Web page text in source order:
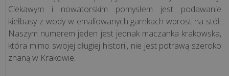
>>
CASE
STUDY
Ciekawym i nowatorskim pomysłem jest podawanie
kiełbasy z wody w emaliowanych garnkach wprost na stół.
Naszym numerem jeden jest jednak maczanka krakowska,
która mimo swojej długiej historii, nie jest potrawą szeroko
znaną w Krakowie.